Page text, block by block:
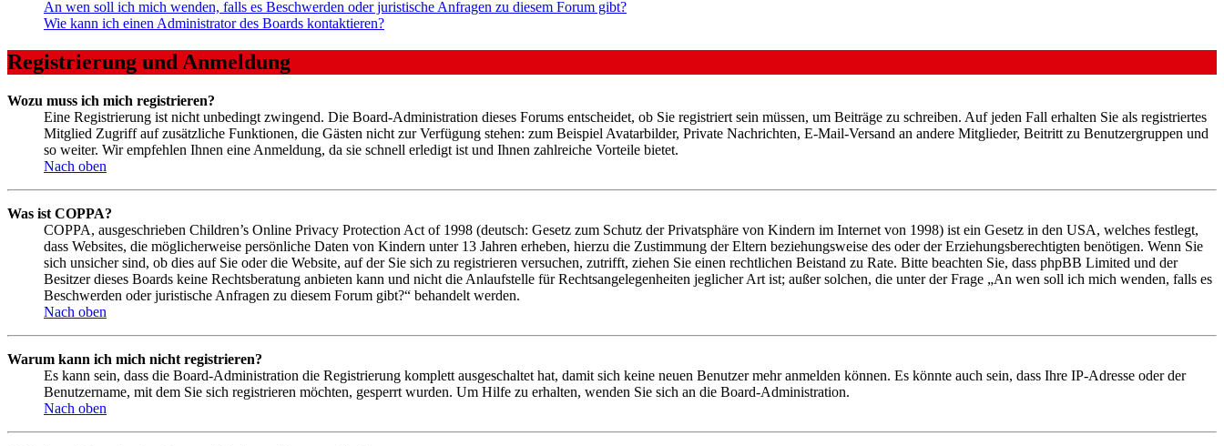
An wen soll ich mich wenden, falls es Beschwerden oder juristische Anfragen zu diesem Forum gibt?
Wie kann ich einen Administrator des Boards kontaktieren?
Registrierung und Anmeldung
Wozu muss ich mich registrieren?
Eine Registrierung ist nicht unbedingt zwingend. Die Board-Administration dieses Forums entscheidet, ob Sie registriert sein müssen, um Beiträge zu schreiben. Auf jeden Fall erhalten Sie als registriertes
Mitglied Zugriff auf zusätzliche Funktionen, die Gästen nicht zur Verfügung stehen: zum Beispiel Avatarbilder, Private Nachrichten, E-Mail-Versand an andere Mitglieder, Beitritt zu Benutzergruppen und
so weiter. Wir empfehlen Ihnen eine Anmeldung, da sie schnell erledigt ist und Ihnen zahlreiche Vorteile bietet.
Nach oben
Was ist COPPA?
COPPA, ausgeschrieben Children’s Online Privacy Protection Act of 1998 (deutsch: Gesetz zum Schutz der Privatsphäre von Kindern im Internet von 1998) ist ein Gesetz in den USA, welches festlegt,
dass Websites, die möglicherweise persönliche Daten von Kindern unter 13 Jahren erheben, hierzu die Zustimmung der Eltern beziehungsweise des oder der Erziehungsberechtigten benötigen. Wenn Sie
sich unsicher sind, ob dies auf Sie oder die Website, auf der Sie sich zu registrieren versuchen, zutrifft, ziehen Sie einen rechtlichen Beistand zu Rate. Bitte beachten Sie, dass phpBB Limited und der
Besitzer dieses Boards keine Rechtsberatung anbieten kann und nicht die Anlaufstelle für Rechtsangelegenheiten jeglicher Art ist; außer solchen, die unter der Frage „An wen soll ich mich wenden, falls es
Beschwerden oder juristische Anfragen zu diesem Forum gibt?“ behandelt werden.
Nach oben
Warum kann ich mich nicht registrieren?
Es kann sein, dass die Board-Administration die Registrierung komplett ausgeschaltet hat, damit sich keine neuen Benutzer mehr anmelden können. Es könnte auch sein, dass Ihre IP-Adresse oder der
Benutzername, mit dem Sie sich registrieren möchten, gesperrt wurden. Um Hilfe zu erhalten, wenden Sie sich an die Board-Administration.
Nach oben